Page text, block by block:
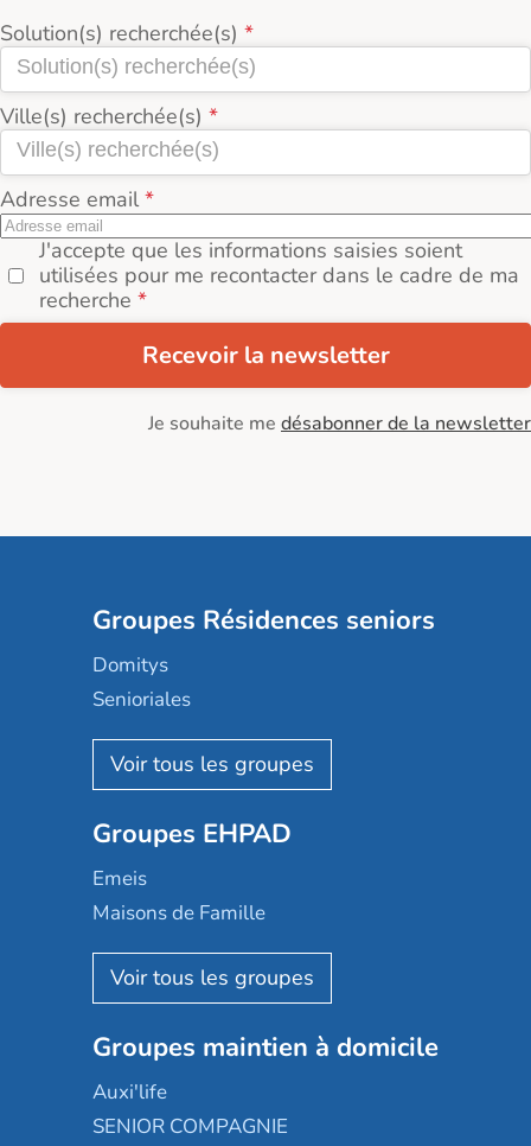
Solution(s) recherchée(s)
Ville(s) recherchée(s)
Adresse email
J'accepte que les informations saisies soient
utilisées pour me recontacter dans le cadre de ma
recherche
Recevoir la newsletter
Je souhaite me désabonner de la newsletter
Groupes Résidences seniors
Domitys
Senioriales
Nohée
Les Résidentiels
Mobicap
Domusvi
Happy Senior
Aquarelia
Nexity edenea
Les jardins d'Arcadie
Occitalia
Appartseniors
Groupes EHPAD
Emeis
Maisons de Famille
Korian
Emera
Groupe SOS
Le Noble Âge
Almage
Groupes maintien à domicile
Auxi'life
SENIOR COMPAGNIE